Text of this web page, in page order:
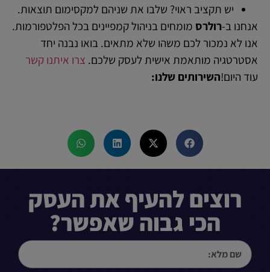
יש תקציב ראוי? שלבו את שניהם למקסימום תוצאות.
אנחנו ב-רולרס מומחים בניהול קמפיינים בכל הפלטפורמות.
אנו לא נמכור לכם משהו שלא מתאים. בואו נבנה יחד
אסטרטגיה מותאמת אישית לעסק שלכם. צרו איתנו קשר
עוד היום!השירותים שלנו:
רוצים להעיף את העסק
הכי גבוה שאפשר?